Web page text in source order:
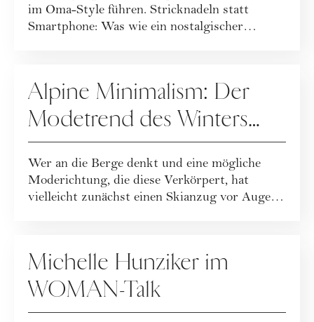
im Oma-Style führen. Stricknadeln statt
Smartphone: Was wie ein nostalgischer
Alpine Minimalism: Der
Modetrend des Winters
zum Nachstylen
Wer an die Berge denkt und eine mögliche
Moderichtung, die diese Verkörpert, hat
vielleicht zunächst einen Skianzug vor Augen.
Michelle Hunziker im
WOMAN-Talk